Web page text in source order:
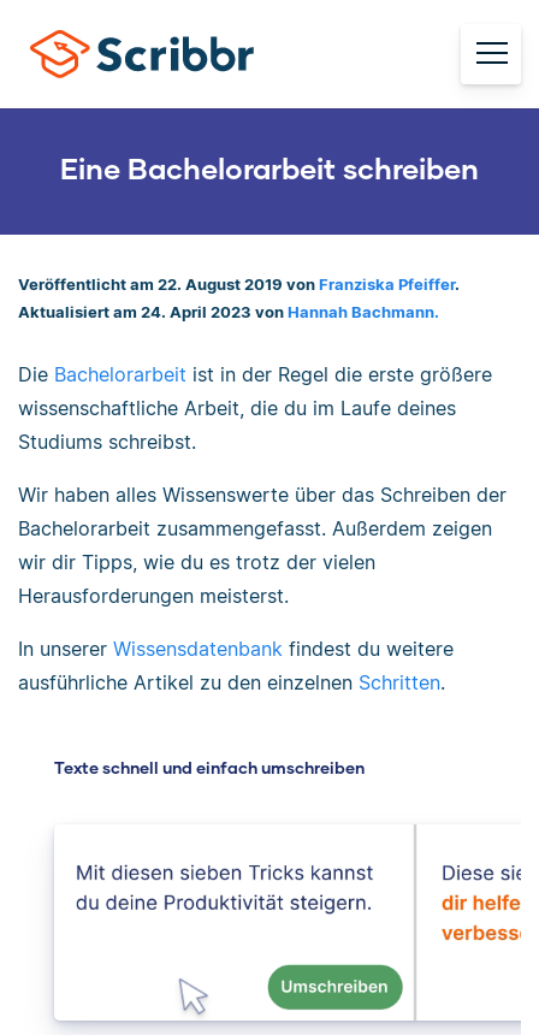
Eine Bachelorarbeit schreiben
Veröffentlicht am 22. August 2019 von Franziska Pfeiffer.
Aktualisiert am 24. April 2023 von Hannah Bachmann.
Die Bachelorarbeit ist in der Regel die erste größere
wissenschaftliche Arbeit, die du im Laufe deines
Studiums schreibst.
Wir haben alles Wissenswerte über das Schreiben der
Bachelorarbeit zusammengefasst. Außerdem zeigen
wir dir Tipps, wie du es trotz der vielen
Herausforderungen meisterst.
In unserer Wissensdatenbank findest du weitere
ausführliche Artikel zu den einzelnen Schritten.
Texte schnell und einfach umschreiben